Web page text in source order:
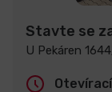
Stavte se
U Pekáren